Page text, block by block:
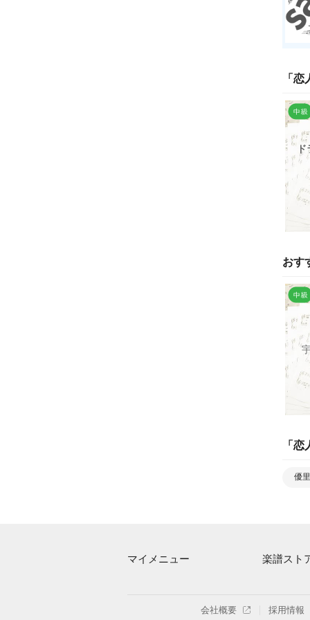
「 恋
おす
「 恋
優里
マイメニュー
ログイン / 会員登録（無料）
楽譜スト
楽曲一覧
会社概要 採用情報